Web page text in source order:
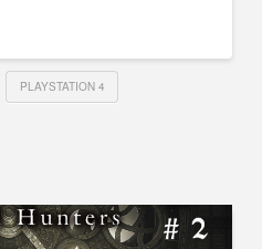
PLAYSTATION 4